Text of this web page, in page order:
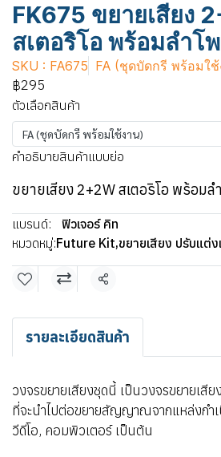
FK675 ขยายเสียง
สเตอริโอ พร้อมลำโ
SKU : FA675 FA (ชุดบัดกรี พร้อมใช้
฿295
ตัวเลือกสินค้า
FA (ชุดบัดกรี พร้อมใช้งาน)
คำอธิบายสินค้าแบบย่อ
ขยายเสียง 2+2W สเตอริโอ พร้อมล
แบรนด์:
ฟิวเจอร์ คิท
หมวดหมู่:Future Kit,ขยายเสียง ปรับแต่
แชร์
รายละเอียดสินค้า
วงจรขยายเสียงชุดนี้ เป็นวงจรขยายเสีย
ที่จะนำไปต่อขยายสัญญาณจากแหล่งกำเ
วีดีโอ, คอมพิวเตอร์ เป็นต้น